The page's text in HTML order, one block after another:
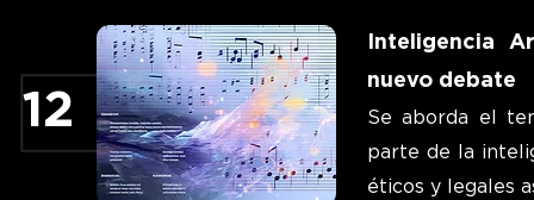
Inteligencia
nuevo debate
Se aborda el
parte de la
éticos y legales
12